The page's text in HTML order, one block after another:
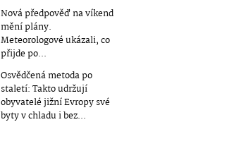
Nová předpověď na víkend
mění plány.
Meteorologové ukázali, co
přijde po...
Osvědčená metoda po
staletí: Takto udržují
obyvatelé jižní Evropy své
byty v chladu i bez...